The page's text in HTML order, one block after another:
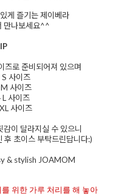
게 즐기는 제이베라
만나보세요^^
즈로 준비되어져 있으며
S 사이즈
사이즈
L 사이즈
XL 사이즈
이 달라지실 수 있으니
후 초이스 부탁드린답니다:)
& stylish JOAMOM
위한 가루 처리를 해 놓아